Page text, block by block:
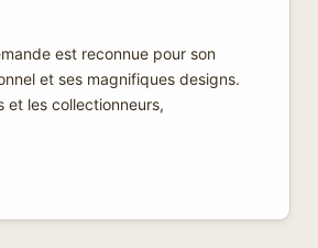
est reconnue pour son
et ses magnifiques designs.
et les collectionneurs,